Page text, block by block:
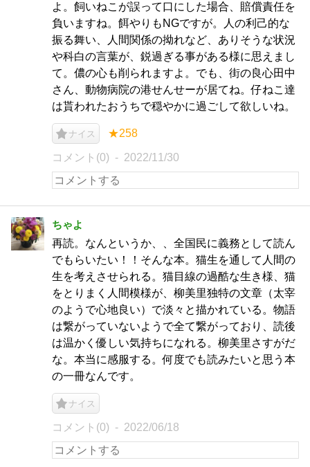
よ。飼いねこが誤って口にした場合、賠償責任を
負いますね。餌やりもNGですが。人の利己的な
振る舞い、人間関係の拗れなど、ありそうな状況
や科白の言葉が、鋭過ぎる事がある様に思えまし
て。儂の心も削られますよ。でも、街の良心田中
さん、動物病院の港せんせーが居てね。仔ねこ達
は貰われたおうちで穏やかに過ごして欲しいね。
ナイス ★258
コメント(0) 2022/11/30
ちゃよ
再読。なんというか、、全国民に義務として読ん
でもらいたい！！そんな本。猫生を通して人間の
生を考えさせられる。猫目線の過酷な生き様、猫
をとりまく人間模様が、柳美里独特の文章（太宰
のようで心地良い）で淡々と描かれている。物語
は繋がっていないようで全て繋がっており、読後
は温かく優しい気持ちになれる。柳美里さすがだ
な。本当に感服する。何度でも読みたいと思う本
の一冊なんです。
ナイス
コメント(0) 2022/06/18